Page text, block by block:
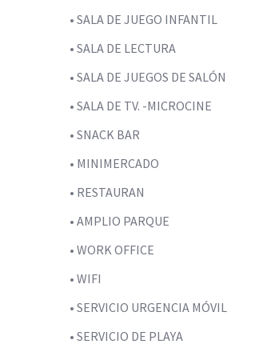
• SALA DE JUEGO INFANTIL
• SALA DE LECTURA
• SALA DE JUEGOS DE SALÓN
• SALA DE TV. -MICROCINE
• SNACK BAR
• MINIMERCADO
• RESTAURAN
• AMPLIO PARQUE
• WORK OFFICE
• WIFI
• SERVICIO URGENCIA MÓVIL
• SERVICIO DE PLAYA